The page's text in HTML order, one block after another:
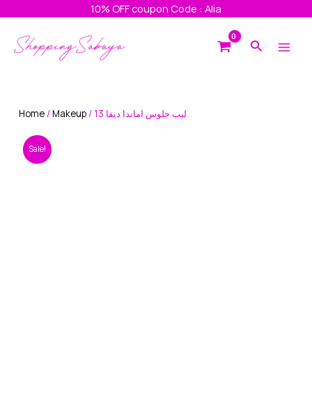
content
10% OFF coupon Code : Alia
Search
Home/Makeup / ليب جلوس اماندا ديفا 13
Sale!